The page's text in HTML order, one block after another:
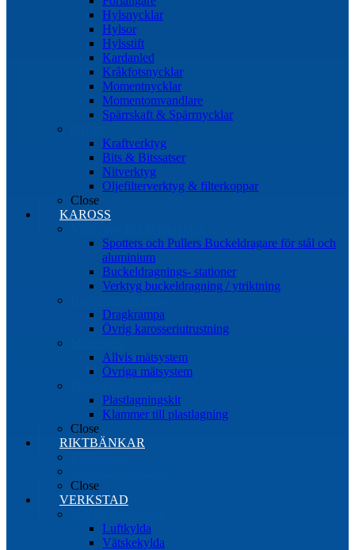
Hylsnycklar
Hylsor
Hylsstift
Kardanled
Kråkfotsnycklar
Momentnycklar
Momentomvandlare
Spärrskaft & Spärrnycklar
Kraftverktyg
Bits & Bitssatser
Nitverktyg
Oljefilterverktyg & filterkoppar
Close
KAROSS
Spotters och Pullers Buckeldragare för stål och
aluminium
Buckeldragnings- stationer
Verktyg buckeldragning / ytriktning
Dragkrampa
Övrig karosseriutrustning
Allvis mätsystem
Övriga mätsystem
Plastlagningskit
Klammer till plastlagning
Close
RIKTBÄNKAR
Close
VERKSTAD
Luftkylda
Vätskekylda